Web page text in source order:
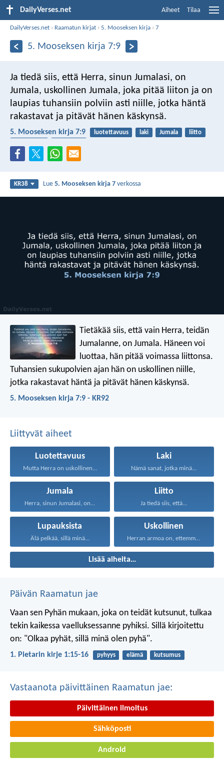
DailyVerses.net Aiheet Tilaa
DailyVerses.net › Raamatun kirjat ›5. Mooseksen kirja ›7
5. Mooseksen kirja 7:9
Ja tiedä siis, että Herra, sinun Jumalasi, on
Jumala, uskollinen Jumala, joka pitää liiton ja on
laupias tuhansiin polviin asti niille, jotka häntä
rakastavat ja pitävät hänen käskynsä.
5. Mooseksen kirja 7:9 luotettavuus laki Jumala
liitto
KR38 Lue5. Mooseksen kirja 7 verkossa
Tietäkää siis, että vain Herra, teidän
Jumalanne, on Jumala. Häneen voi
luottaa, hän pitää voimassa liittonsa.
Tuhansien sukupolvien ajan hän on uskollinen niille,
jotka rakastavat häntä ja pitävät hänen käskynsä.
5. Mooseksen kirja 7:9 - KR92
Liittyvät aiheet
Luotettavuus
Mutta Herra on uskollinen...
Laki
Nämä sanat, jotka minä...
Jumala
Herra, sinun Jumalasi, on...
Liitto
Ja tiedä siis, että...
Lupauksista
Älä pelkää, sillä minä...
Uskollinen
Herran armoa on, ettemme...
Lisää aiheita…
Päivän Raamatun jae
Vaan sen Pyhän mukaan, joka on teidät kutsunut, tulkaa
tekin kaikessa vaelluksessanne pyhiksi. Sillä kirjoitettu
on: "Olkaa pyhät, sillä minä olen pyhä".
1. Pietarin kirje 1:15-16 pyhyys elämä kutsumus
Vastaanota päivittäinen Raamatun jae:
Päivittäinen ilmoitus
Sähköposti
Android